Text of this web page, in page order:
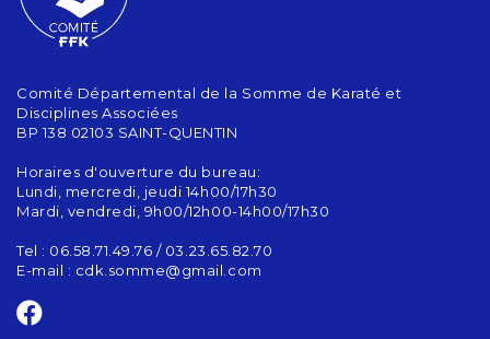
Comité Départemental de la Somme de Karaté et
Disciplines Associées
BP 138 02103 SAINT-QUENTIN
Horaires d'ouverture du bureau:
Lundi, mercredi, jeudi 14h00/17h30
Mardi, vendredi, 9h00/12h00-14h00/17h30
Tel : 06.58.71.49.76 / 03.23.65.82.70
E-mail : cdk.somme@gmail.com